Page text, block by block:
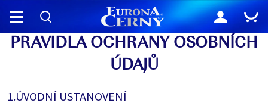
PRAVIDLA OCHRANY OSOBNÍCH
ÚDAJŮ
1.ÚVODNÍ USTANOVENÍ